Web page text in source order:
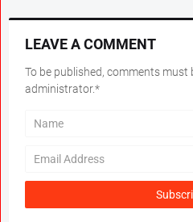
LEAVE A COMMENT
To be published, comments must
administrator.*